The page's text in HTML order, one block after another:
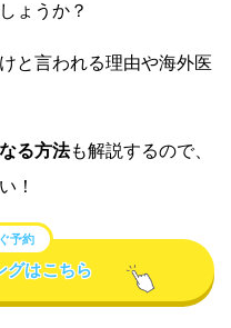
ょうか？
と言われる理由や海外医
る方法も解説するので、
！
予約
グはこちら